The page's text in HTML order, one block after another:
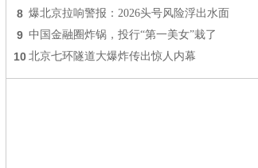
8 爆北京拉响警报：2026头号风险浮出水面
9 中国金融圈炸锅，投行“第一美女”栽了
10 北京七环隧道大爆炸传出惊人内幕